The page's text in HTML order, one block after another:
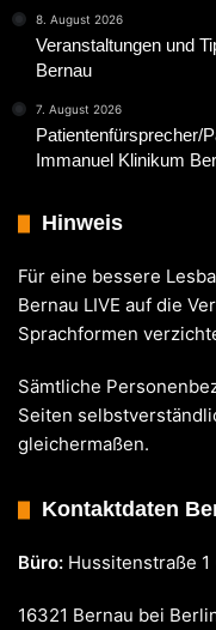
8. August 2026
Veranstaltungen und
Bernau
7. August 2026
Patientenfürsprecher/
Immanuel Klinikum
Hinweis
Für eine bessere
Bernau LIVE auf die
Sprachformen
Sämtliche
Seiten
gleichermaßen.
Kontaktdaten
Büro: Hussitenstraße
16321 Bernau bei